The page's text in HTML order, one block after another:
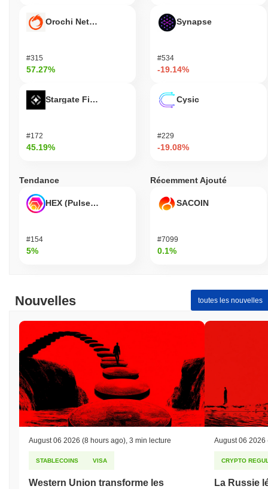
Orochi Network
#315
57.27%
Stargate Finance
#172
45.19%
Synapse
#534
-19.14%
Cysic
#229
-19.08%
Tendance
HEX (Pulsechain)
#154
5%
Récemment Ajouté
SACOIN
#7099
0.1%
Nouvelles toutes les nouvelles
August 06 2026 (8 hours ago), 3 min lecture
STABLECOINS VISA
Western Union transforme les
August 06 2026
CRYPTO
La Russie